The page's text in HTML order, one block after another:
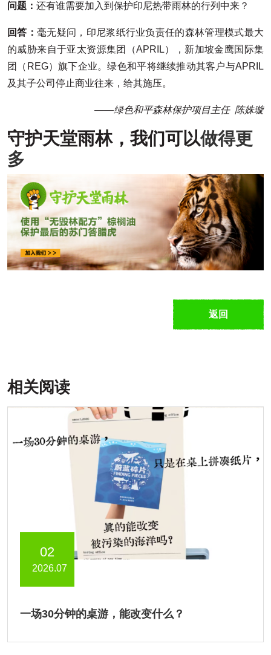
问题： 还有谁需要加入到保护印尼热带雨林的行列中来？
回答： 毫无疑问，印尼浆纸行业负责任的森林管理模式最大
的威胁来自于亚太资源集团（APRIL），新加坡金鹰国际集
团（REG）旗下企业。绿色和平将继续推动其客户与APRIL
及其子公司停止商业往来，给其施压。
——绿色和平森林保护项目主任 陈姝璇
守护天堂雨林，我们可以做得更
多
返回
相关阅读
02
2026.07
一场30分钟的桌游，能改变什么？